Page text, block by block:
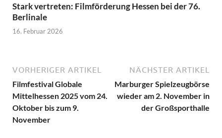
Stark vertreten: Filmförderung Hessen bei der 76.
Berlinale
16. Februar 2026
VORHERIGER ARTIKEL
Filmfestival Globale
Mittelhessen 2025 vom 24.
Oktober bis zum 9.
November
NÄCHSTER ARTIKEL
Marburger Spielzeugbörse
wieder am 2. November in
der Großsporthalle